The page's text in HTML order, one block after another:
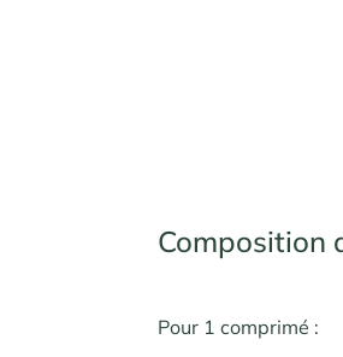
Composition
Pour 1 comprimé :